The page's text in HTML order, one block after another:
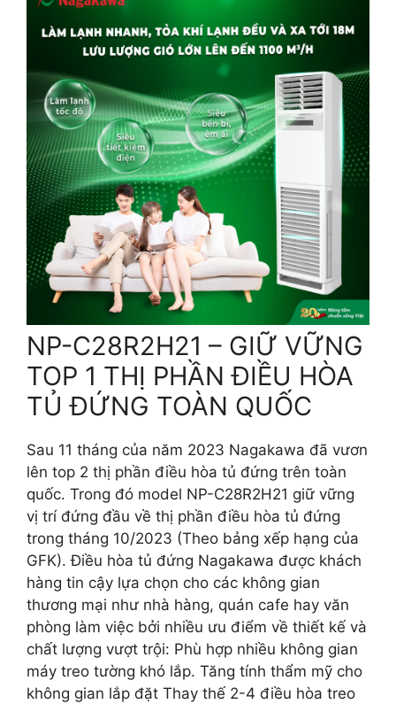
NP-C28R2H21 – GIỮ VỮNG
TOP 1 THỊ PHẦN ĐIỀU HÒA
TỦ ĐỨNG TOÀN QUỐC
Sau 11 tháng của năm 2023 Nagakawa đã vươn
lên top 2 thị phần điều hòa tủ đứng trên toàn
quốc. Trong đó model NP-C28R2H21 giữ vững
vị trí đứng đầu về thị phần điều hòa tủ đứng
trong tháng 10/2023 (Theo bảng xếp hạng của
GFK). Điều hòa tủ đứng Nagakawa được khách
hàng tin cậy lựa chọn cho các không gian
thương mại như nhà hàng, quán cafe hay văn
phòng làm việc bởi nhiều ưu điểm về thiết kế và
chất lượng vượt trội: Phù hợp nhiều không gian
máy treo tường khó lắp. Tăng tính thẩm mỹ cho
không gian lắp đặt Thay thế 2-4 điều hòa treo